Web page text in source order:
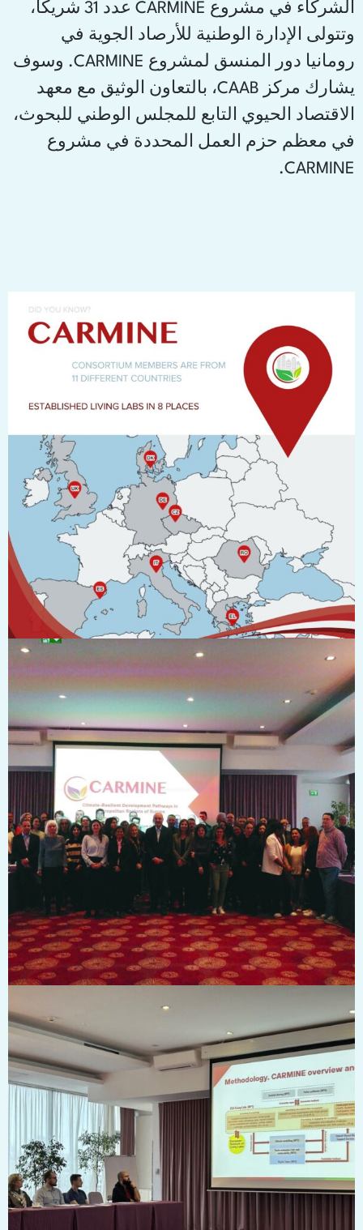
الشركاء في مشروع CARMINE عدد 31 شريكًا،
وتتولى الإدارة الوطنية للأرصاد الجوية في
رومانيا دور المنسق لمشروع CARMINE. وسوف
يشارك مركز CAAB، بالتعاون الوثيق مع معهد
الاقتصاد الحيوي التابع للمجلس الوطني للبحوث،
في معظم حزم العمل المحددة في مشروع
CARMINE.